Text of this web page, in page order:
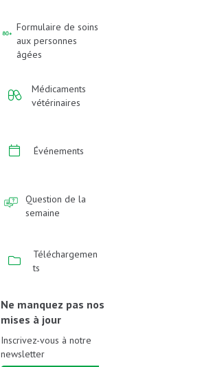
Formulaire de soins
aux personnes
âgées
Médicaments
vétérinaires
Événements
Question de la
semaine
Téléchargemen
ts
Ne manquez pas nos
mises à jour
Inscrivez-vous à notre
newsletter